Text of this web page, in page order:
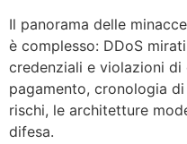
Il panorama delle
è complesso: DDoS
credenziali e violazioni
pagamento, cronologia
rischi, le architetture
difesa.